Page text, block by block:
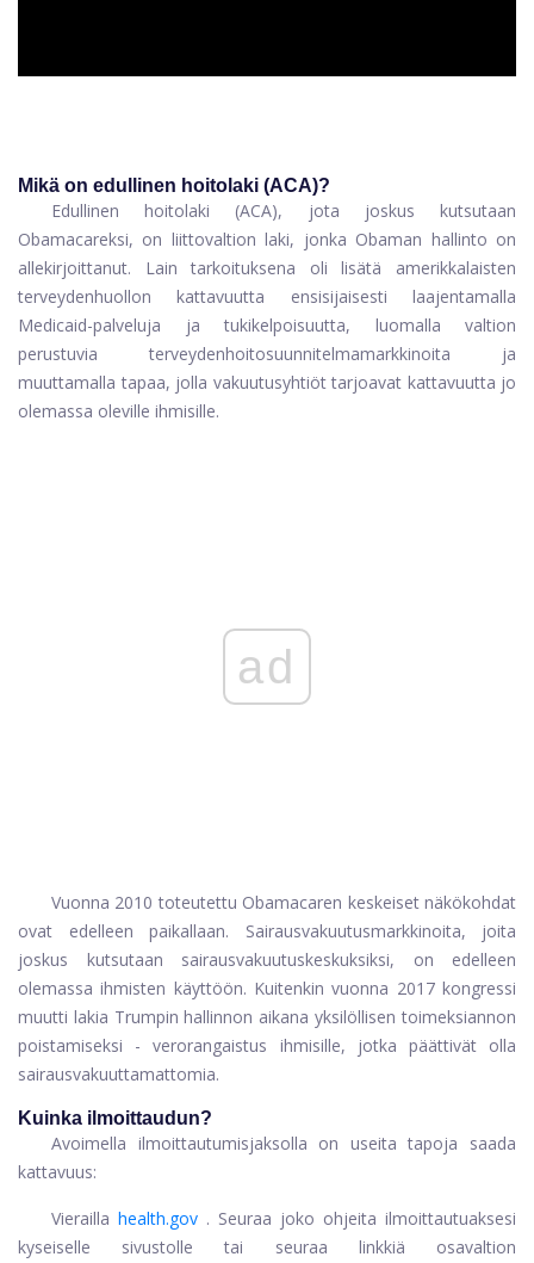
Mikä on edullinen hoitolaki (ACA)?
Edullinen hoitolaki (ACA), jota joskus kutsutaan
Obamacareksi, on liittovaltion laki, jonka Obaman hallinto on
allekirjoittanut. Lain tarkoituksena oli lisätä amerikkalaisten
terveydenhuollon kattavuutta ensisijaisesti laajentamalla
Medicaid-palveluja ja tukikelpoisuutta, luomalla valtion
perustuvia terveydenhoitosuunnitelmamarkkinoita ja
muuttamalla tapaa, jolla vakuutusyhtiöt tarjoavat kattavuutta jo
olemassa oleville ihmisille.
ad
Vuonna 2010 toteutettu Obamacaren keskeiset näkökohdat
ovat edelleen paikallaan. Sairausvakuutusmarkkinoita, joita
joskus kutsutaan sairausvakuutuskeskuksiksi, on edelleen
olemassa ihmisten käyttöön. Kuitenkin vuonna 2017 kongressi
muutti lakia Trumpin hallinnon aikana yksilöllisen toimeksiannon
poistamiseksi - verorangaistus ihmisille, jotka päättivät olla
sairausvakuuttamattomia.
Kuinka ilmoittaudun?
Avoimella ilmoittautumisjaksolla on useita tapoja saada
kattavuus:
Vierailla health.gov . Seuraa joko ohjeita ilmoittautuaksesi
kyseiselle sivustolle tai seuraa linkkiä osavaltion